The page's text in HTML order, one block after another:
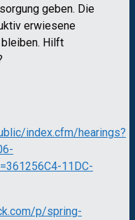
geben. Die
erwiesene
Hilft
index.cfm/hearings?
11DC-
p/spring-